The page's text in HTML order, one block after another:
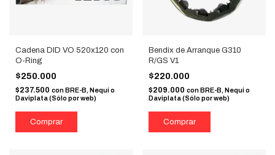
Cadena DID VO 520x120 con
O-Ring
$250.000
$237.500 conBRE-B, Nequi o
Daviplata (Sólo por web)
Bendix de Arranque G310
R/GS V1
$220.000
$209.000 con BRE-B, Nequi o
Daviplata (Sólo por web)